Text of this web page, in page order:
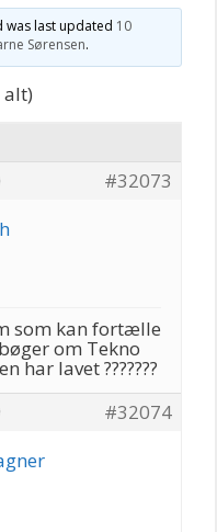
was last updated 10
Sørensen.
#32073
som kan fortælle
om Tekno
har lavet ???????
#32074